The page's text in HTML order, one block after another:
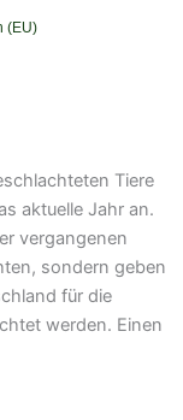
(EU)
Tiere
aktuelle Jahr an.
vergangenen
sondern geben
für die
werden. Einen